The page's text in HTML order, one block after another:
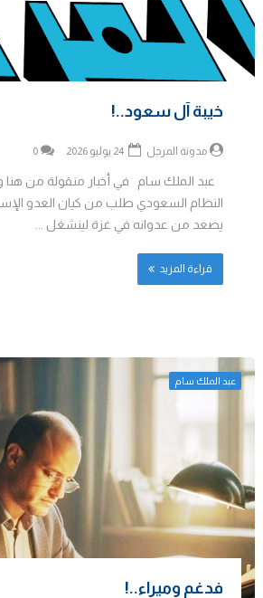
خيبة آل سعود..!
مدونة المرجل 0
عبد الملك سام في أخبار منقولة من هنا
النظام السعودي طلب من كيان العدو
يصعد من عدوانه في غزة لينشغل ...
قراءة المزيد
عبد الملك سام
فدغم وميراء..!